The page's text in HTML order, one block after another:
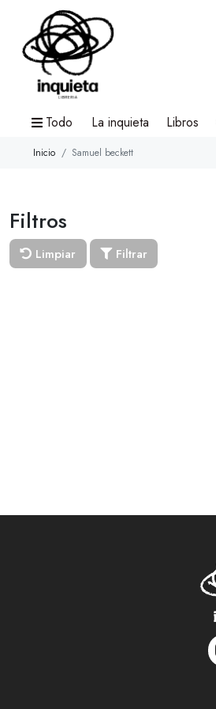
Todo La inquieta Libros
Inicio Samuel beckett
Filtros
Limpiar Filtrar